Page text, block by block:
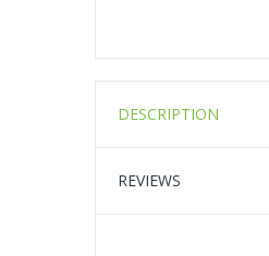
DESCRIPTION
REVIEWS